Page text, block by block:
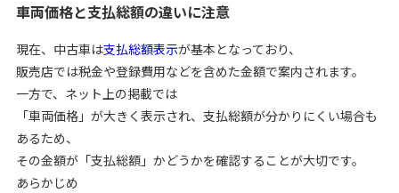
車両価格と支払総額の違いに注意
現在、中古車は支払総額表示が基本となっており、
販売店では税金や登録費用などを含めた金額で案内されます。
一方で、ネット上の掲載では
「車両価格」が大きく表示され、支払総額が分かりにくい場合も
あるため、
その金額が「支払総額」かどうかを確認することが大切です。
あらかじめ